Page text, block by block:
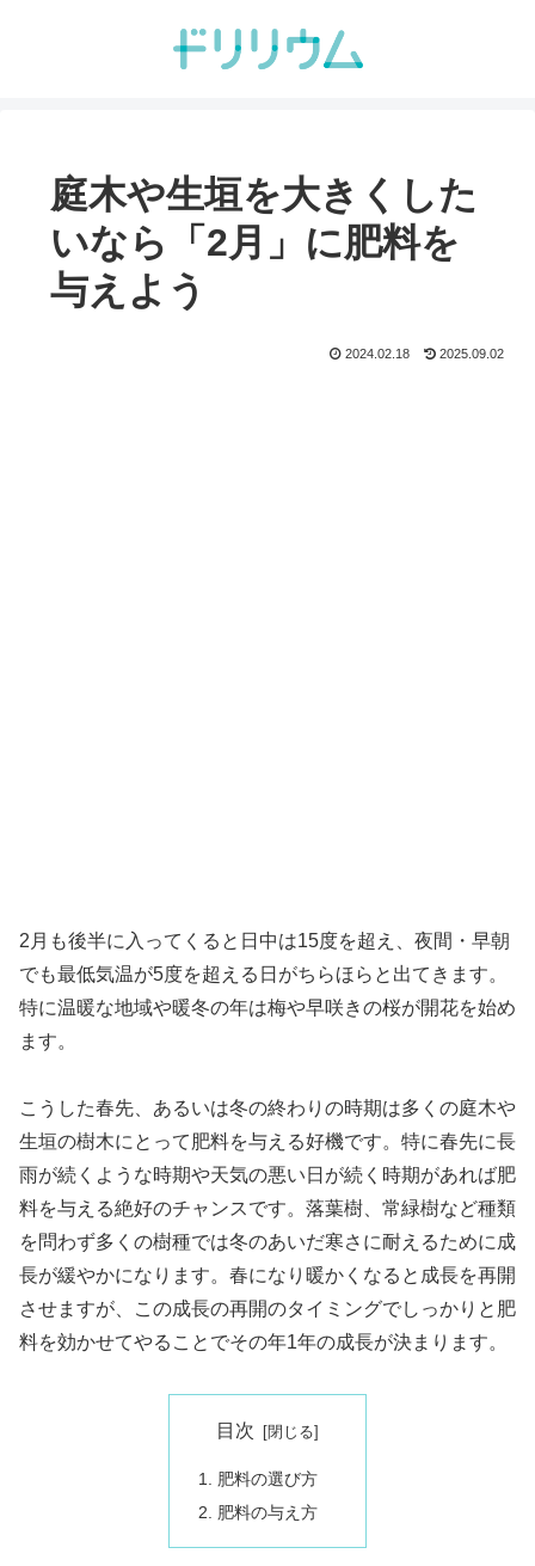
庭木や生垣を大きくした
いなら「2月」に肥料を
与えよう
2024.02.18 2025.09.02
2月も後半に入ってくると日中は15度を超え、夜間・早朝
でも最低気温が5度を超える日がちらほらと出てきます。
特に温暖な地域や暖冬の年は梅や早咲きの桜が開花を始め
ます。
こうした春先、あるいは冬の終わりの時期は多くの庭木や
生垣の樹木にとって肥料を与える好機です。特に春先に長
雨が続くような時期や天気の悪い日が続く時期があれば肥
料を与える絶好のチャンスです。落葉樹、常緑樹など種類
を問わず多くの樹種では冬のあいだ寒さに耐えるために成
長が緩やかになります。春になり暖かくなると成長を再開
させますが、この成長の再開のタイミングでしっかりと肥
料を効かせてやることでその年1年の成長が決まります。
目次
肥料の選び方
肥料の与え方